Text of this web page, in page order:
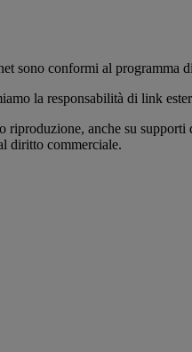
sono conformi al
la responsabilità di link
anche su
diritto commerciale.